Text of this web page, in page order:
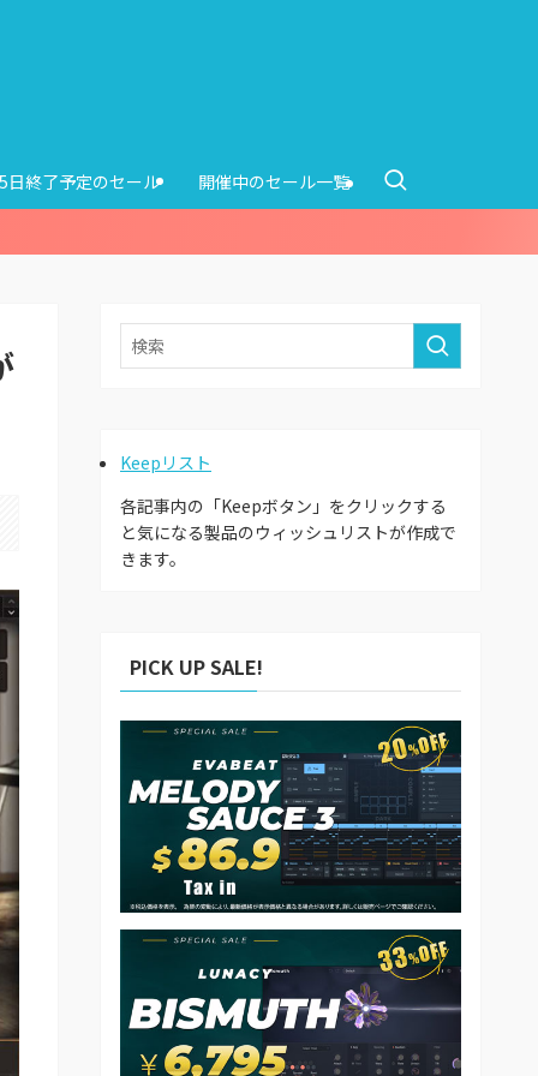
終了予定のセール 開催中のセール一覧
Keepリスト
各記事内の「Keepボタン」をクリックする
と気になる製品のウィッシュリストが作成で
きます。
PICK UP SALE!